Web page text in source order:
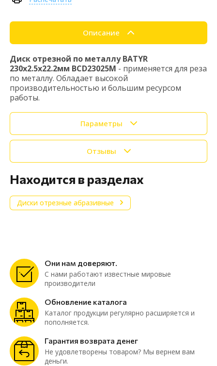
Описание
Диск отрезной по металлу BATYR
230x2.5x22.2мм BCD23025M - применяется для реза
по металлу. Обладает высокой
производительностью и большим ресурсом
работы.
Параметры
Отзывы
Находится в разделах
Диски отрезные абразивные
Они нам доверяют.
С нами работают известные мировые
производители
Обновление каталога
Каталог продукции регулярно расширяется и
пополняется.
Гарантия возврата денег
Не удовлетворены товаром? Мы вернем вам
деньги.